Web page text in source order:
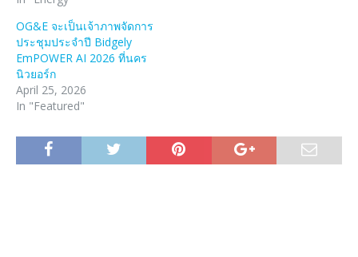
OG&E จะเป็นเจ้าภาพจัดการ
ประชุมประจำปี Bidgely
EmPOWER AI 2026 ที่นคร
นิวยอร์ก
April 25, 2026
In "Featured"